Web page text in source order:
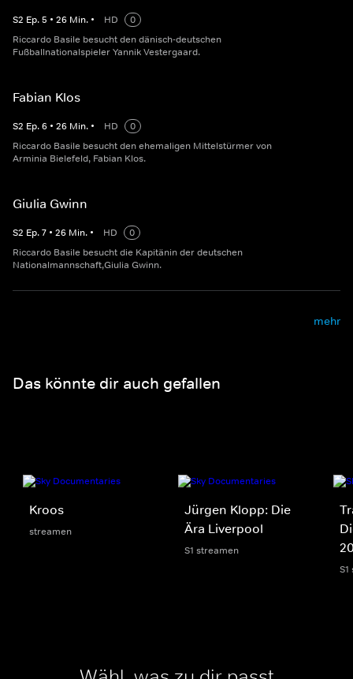
S2 Ep.5 • 26 Min. • HD
0
Riccardo Basile besucht den dänisch-deutschen
Fußballnationalspieler Yannik Vestergaard.
Fabian Klos
S2 Ep.6 • 26 Min. • HD
0
Riccardo Basile besucht den ehemaligen Mittelstürmer von
Arminia Bielefeld, Fabian Klos.
Giulia Gwinn
S2 Ep.7 • 26 Min. • HD
0
Riccardo Basile besucht die Kapitänin der deutschen
Nationalmannschaft,Giulia Gwinn.
mehr
Das könnte dir auch gefallen
Kroos
streamen
Jürgen Klopp: Die
Ära Liverpool
S1 streamen